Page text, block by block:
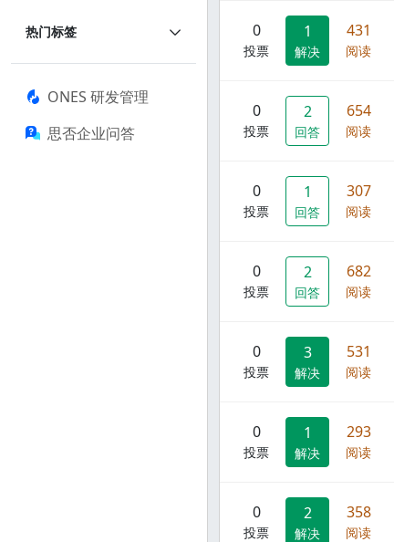
热门标签
ONES 研发管理
思否企业问答
0
投票
1
解决
431
阅读
0
投票
2
回答
654
阅读
0
投票
1
回答
307
阅读
0
投票
2
回答
682
阅读
0
投票
3
解决
531
阅读
0
投票
1
解决
293
阅读
0
投票
2
解决
358
阅读